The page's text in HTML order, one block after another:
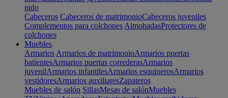
nido
Cabeceros Cabeceros de matrimonioCabeceros juveniles
Complementos para colchones AlmohadasProtectores de
colchones
Muebles
Armarios Armarios de matrimonioArmarios puertas
batientesArmarios puertas correderasArmarios
juvenilArmarios infantilesArmarios esquinerosArmarios
vestidoresArmarios auxiliaresZapateros
Muebles de salón SillasMesas de salónMuebles